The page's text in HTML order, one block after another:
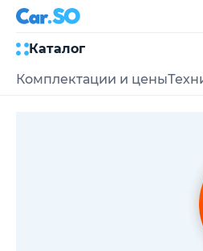
Каталог
Комплектации и цены